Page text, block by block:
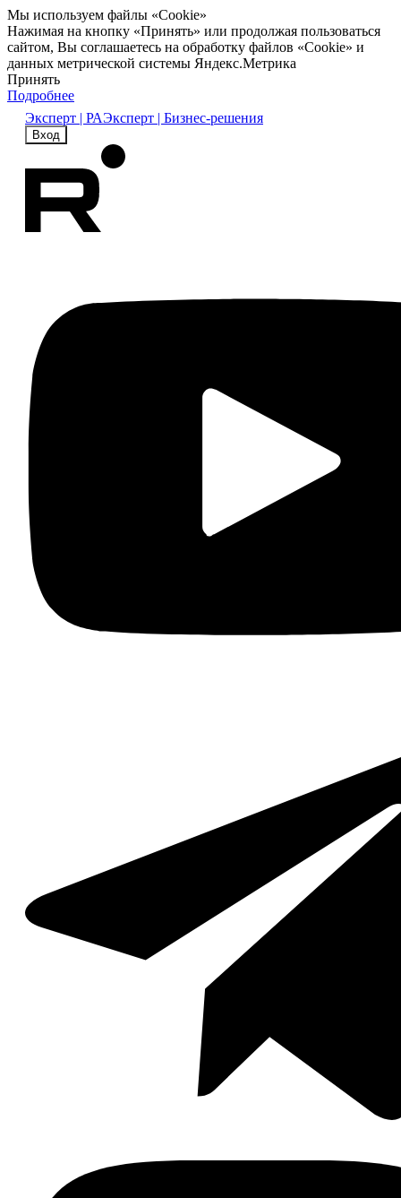
Мы используем файлы «Cookie»
Нажимая на кнопку «Принять» или продолжая пользоваться
сайтом, Вы соглашаетесь на обработку файлов «Cookie» и
данных метрической системы Яндекс.Метрика
Принять
Подробнее
Эксперт | РАЭксперт | Бизнес-решения
Вход